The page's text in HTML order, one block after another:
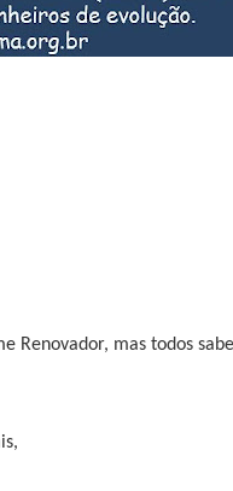
Renovador, mas todos